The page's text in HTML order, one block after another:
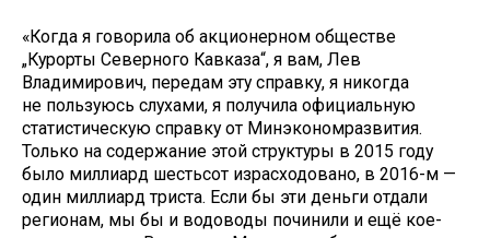
«Когда я говорила об акционерном обществе
„Курорты Северного Кавказа“, я вам, Лев
Владимирович, передам эту справку, я никогда
не пользуюсь слухами, я получила официальную
статистическую справку от Минэкономразвития.
Только на содержание этой структуры в 2015 году
было миллиард шестьсот израсходовано, в 2016-м —
один миллиард триста. Если бы эти деньги отдали
регионам, мы бы и водоводы починили и ещё кое-